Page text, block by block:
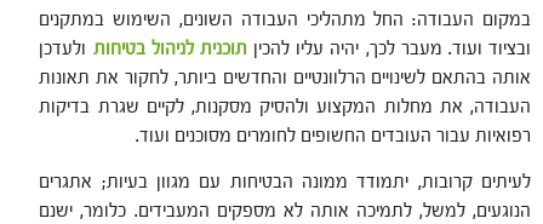
במקום העבודה: החל מתהליכי העבודה השונים, השימוש במתקנים
ובציוד ועוד. מעבר לכך, יהיה עליו להכין תוכנית לניהול בטיחות ולעדכן
אותה בהתאם לשינויים הרלוונטיים והחדשים ביותר, לחקור את תאונות
העבודה, את מחלות המקצוע ולהסיק מסקנות, לקיים שגרת בדיקות
רפואיות עבור העובדים החשופים לחומרים מסוכנים ועוד.
לעיתים קרובות, יתמודד ממונה הבטיחות עם מגוון בעיות; אתגרים
הנוגעים, למשל, לתמיכה אותה לא מספקים המעבידים. כלומר, ישנם